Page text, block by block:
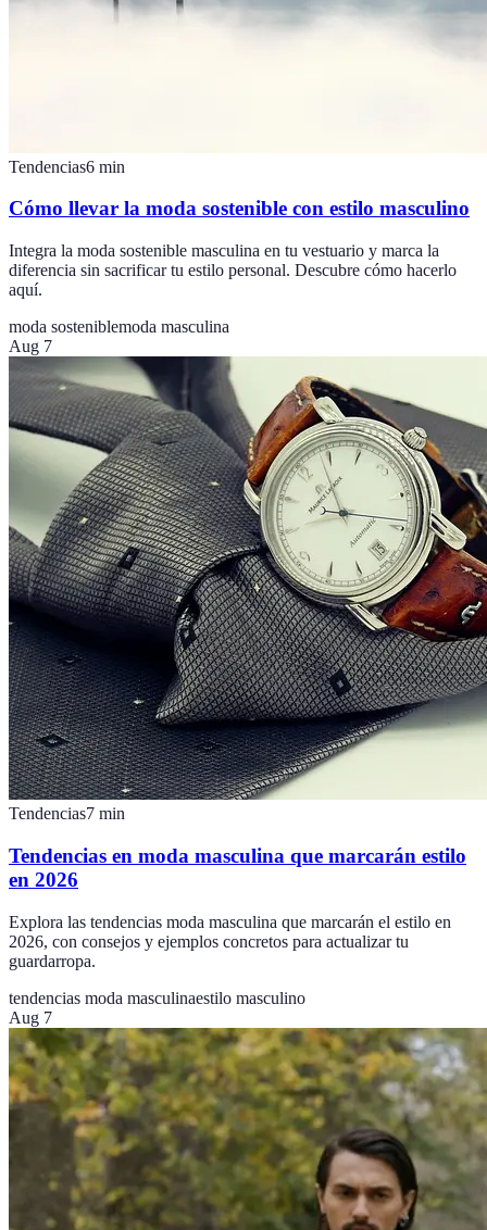
Tendencias6 min
Cómo llevar la moda sostenible con estilo masculino
Integra la moda sostenible masculina en tu vestuario y marca la
diferencia sin sacrificar tu estilo personal. Descubre cómo hacerlo
aquí.
moda sosteniblemoda masculina
Aug 7
Tendencias7 min
Tendencias en moda masculina que marcarán estilo
en 2026
Explora las tendencias moda masculina que marcarán el estilo en
2026, con consejos y ejemplos concretos para actualizar tu
guardarropa.
tendencias moda masculinaestilo masculino
Aug 7